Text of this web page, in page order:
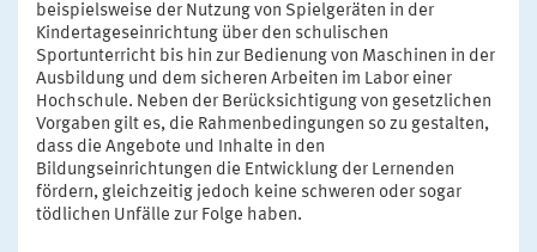
beispielsweise der Nutzung von Spielgeräten in der
Kindertageseinrichtung über den schulischen
Sportunterricht bis hin zur Bedienung von Maschinen in der
Ausbildung und dem sicheren Arbeiten im Labor einer
Hochschule. Neben der Berücksichtigung von gesetzlichen
Vorgaben gilt es, die Rahmenbedingungen so zu gestalten,
dass die Angebote und Inhalte in den
Bildungseinrichtungen die Entwicklung der Lernenden
fördern, gleichzeitig jedoch keine schweren oder sogar
tödlichen Unfälle zur Folge haben.